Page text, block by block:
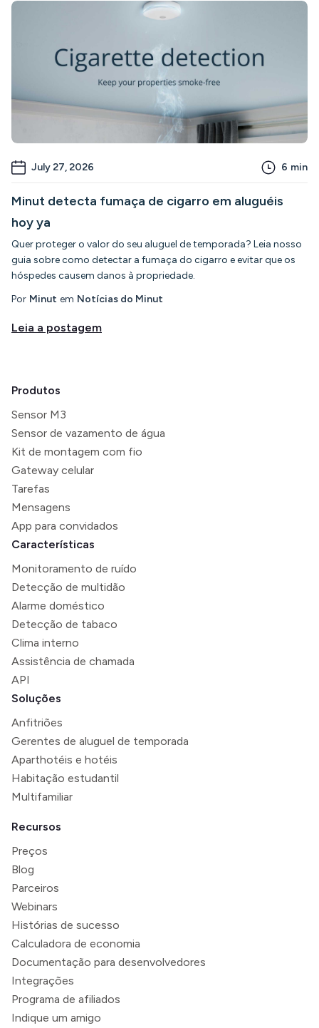
July 27, 2026 6 min
Minut detecta fumaça de cigarro em aluguéis
hoy ya
Quer proteger o valor do seu aluguel de temporada? Leia nosso
guia sobre como detectar a fumaça do cigarro e evitar que os
hóspedes causem danos à propriedade.
Por Minut em Notícias do Minut
Leia a postagem
Produtos
Sensor M3
Sensor de vazamento de água
Kit de montagem com fio
Gateway celular
Tarefas
Mensagens
App para convidados
Características
Monitoramento de ruído
Detecção de multidão
Alarme doméstico
Detecção de tabaco
Clima interno
Assistência de chamada
API
Soluções
Anfitriões
Gerentes de aluguel de temporada
Aparthotéis e hotéis
Habitação estudantil
Multifamiliar
Recursos
Preços
Blog
Parceiros
Webinars
Histórias de sucesso
Calculadora de economia
Documentação para desenvolvedores
Integrações
Programa de afiliados
Indique um amigo